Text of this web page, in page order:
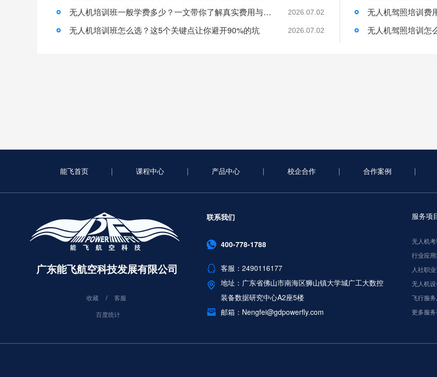
无人机培训班一般学费多少？一文带你了解真实费用与选择技巧 2026.07.02
无人机培训班怎么选？这5个关键点让你避开90%的坑 2026.07.02
无人机驾照培训费
无人机驾照培训怎
能飞首页 课程中心 产品中心 校企合作 合作案例
广东能飞航空科技发展有限公司
收藏
客服
百度统计
联系我们
400-778-1788
客服：2490116177
地址：广东省佛山市南海区狮山镇大学城广工大数控
装备数据研究中心A2座5楼
邮箱：Nengfei@gdpowerfly.com
服务项
无人机
行业应
人社职
无人机
飞行服
更多服